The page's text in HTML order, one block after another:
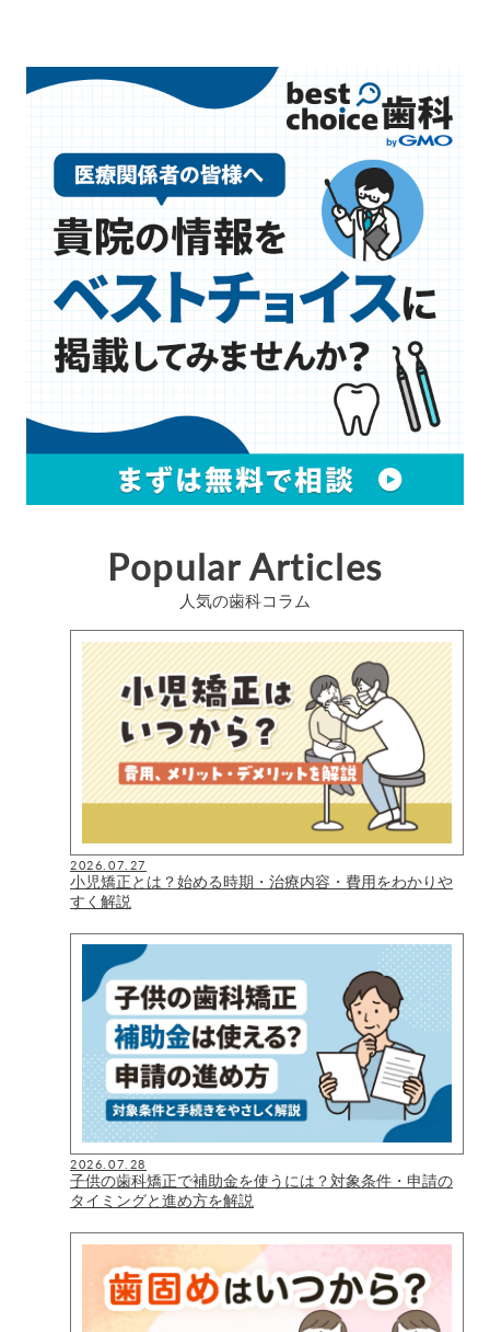
Popular Articles
人気の歯科コラム
2026.07.27
小児矯正とは？始める時期・治療内容・費用をわかりや
すく解説
2026.07.28
子供の歯科矯正で補助金を使うには？対象条件・申請の
タイミングと進め方を解説